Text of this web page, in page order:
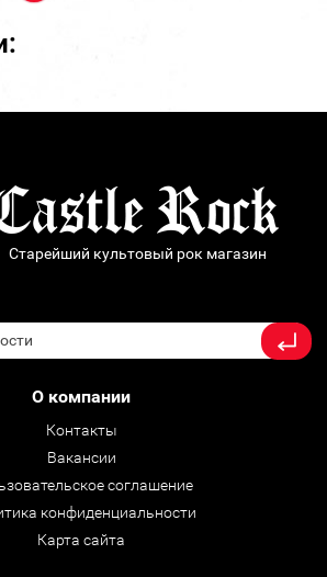
Старейший культовый рок магазин
О компании
Контакты
Вакансии
соглашение
конфиденциальности
Карта сайта